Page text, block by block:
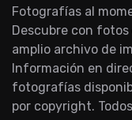
Fotografías al
Descubre con fotos
amplio archivo de
Información en
fotografías
por copyright.